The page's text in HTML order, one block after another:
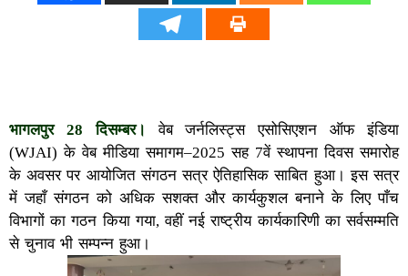
भागलपुर 28 दिसम्बर। वेब जर्नलिस्ट्स एसोसिएशन ऑफ इंडिया
(WJAI) के वेब मीडिया समागम–2025 सह 7वें स्थापना दिवस समारोह
के अवसर पर आयोजित संगठन सत्र ऐतिहासिक साबित हुआ। इस सत्र
में जहाँ संगठन को अधिक सशक्त और कार्यकुशल बनाने के लिए पाँच
विभागों का गठन किया गया, वहीं नई राष्ट्रीय कार्यकारिणी का सर्वसम्मति
से चुनाव भी सम्पन्न हुआ।